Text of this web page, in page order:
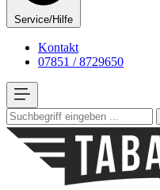
Service/Hilfe
Kontakt
07851 / 8729650